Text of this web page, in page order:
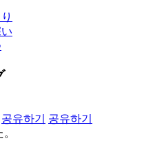
공유하기
공유하기